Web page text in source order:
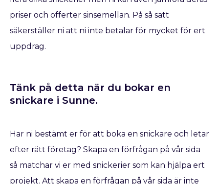
priser och offerter sinsemellan. På så sätt
säkerställer ni att ni inte betalar för mycket för ert
uppdrag.
Tänk på detta när du bokar en
snickare​ i Sunne.
Har ni bestämt er för att boka en snickare och letar
efter rätt företag? Skapa en förfrågan på vår sida
så matchar vi er med snickerier som kan hjälpa ert
projekt. Att skapa en förfrågan på vår sida är inte